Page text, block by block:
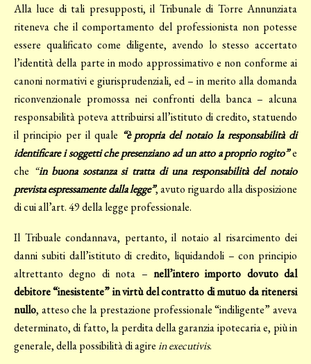
Alla luce di tali presupposti, il Tribunale di Torre Annunziata
riteneva che il comportamento del professionista non potesse
essere qualificato come diligente, avendo lo stesso accertato
l’identità della parte in modo approssimativo e non conforme ai
canoni normativi e giurisprudenziali, ed – in merito alla domanda
riconvenzionale promossa nei confronti della banca – alcuna
responsabilità poteva attribuirsi all’istituto di credito, statuendo
il principio per il quale “è propria del notaio la responsabilità di
identificare i soggetti che presenziano ad un atto a proprio rogito”e
che “in buona sostanza si tratta di una responsabilità del notaio
prevista espressamente dalla legge”, avuto riguardo alla disposizione
di cui all’art. 49 della legge professionale.
Il Tribuale condannava, pertanto, il notaio al risarcimento dei
danni subiti dall’istituto di credito, liquidandoli – con principio
altrettanto degno di nota – nell’intero importo dovuto dal
debitore “inesistente” in virtù del contratto di mutuo da ritenersi
nullo, atteso che la prestazione professionale “indiligente” aveva
determinato, di fatto, la perdita della garanzia ipotecaria e, più in
generale, della possibilità di agirein executivis.